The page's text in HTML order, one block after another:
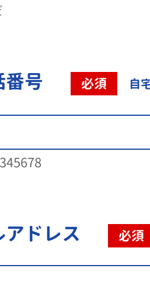
番号 必須 自
ドレス 必須